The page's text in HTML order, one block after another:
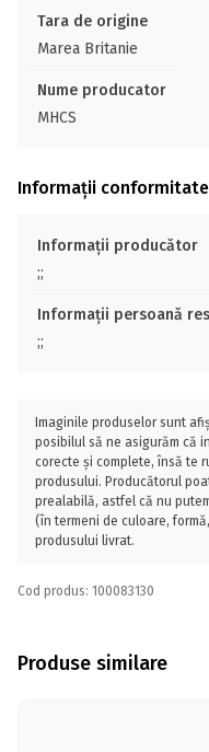
Tara de origine
Marea Britanie
Nume producator
MHCS
Informații
Informații producător
;;
Informații persoană
;;
Imaginile produselor sunt
posibilul să ne asigurăm că
corecte și complete, însă te
produsului. Producătorul
prealabilă, astfel că nu
(în termeni de culoare,
produsului livrat.
Cod produs: 100083130
Produse similare